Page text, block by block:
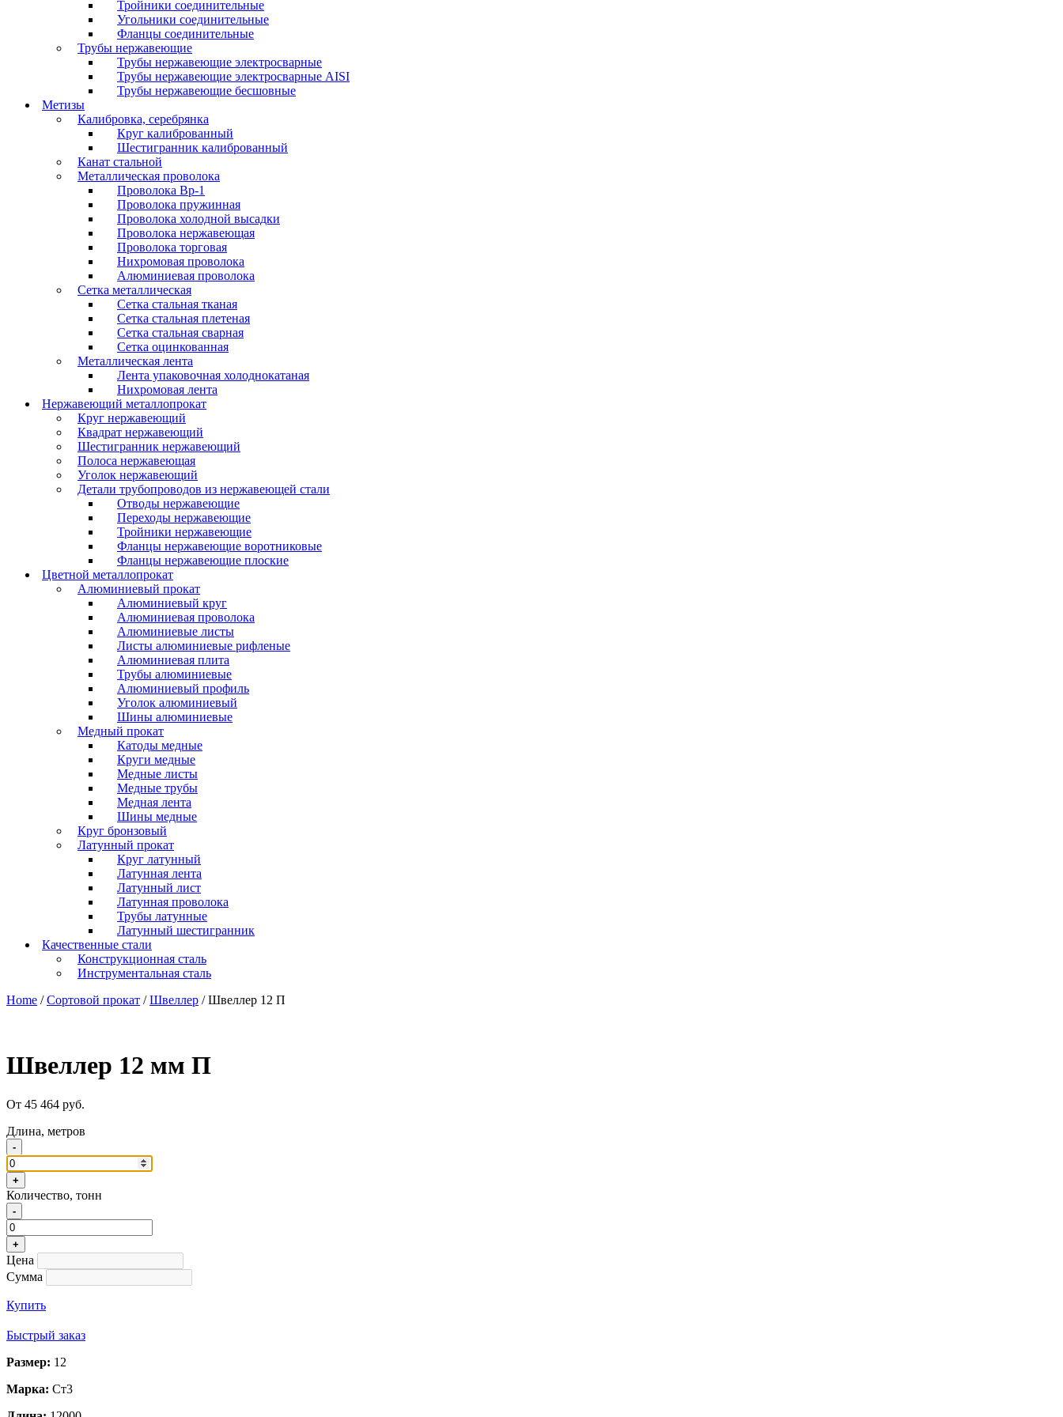
Тройники соединительные
Угольники соединительные
Фланцы соединительные
Трубы нержавеющие
Трубы нержавеющие электросварные
Трубы нержавеющие электросварные AISI
Трубы нержавеющие бесшовные
Метизы
Калибровка, серебрянка
Круг калиброванный
Шестигранник калиброванный
Канат стальной
Металлическая проволока
Проволока Вр-1
Проволока пружинная
Проволока холодной высадки
Проволока нержавеющая
Проволока торговая
Нихромовая проволока
Алюминиевая проволока
Сетка металлическая
Сетка стальная тканая
Сетка стальная плетеная
Сетка стальная сварная
Сетка оцинкованная
Металлическая лента
Лента упаковочная холоднокатаная
Нихромовая лента
Нержавеющий металлопрокат
Круг нержавеющий
Квадрат нержавеющий
Шестигранник нержавеющий
Полоса нержавеющая
Уголок нержавеющий
Детали трубопроводов из нержавеющей стали
Отводы нержавеющие
Переходы нержавеющие
Тройники нержавеющие
Фланцы нержавеющие воротниковые
Фланцы нержавеющие плоские
Цветной металлопрокат
Алюминиевый прокат
Алюминиевый круг
Алюминиевая проволока
Алюминиевые листы
Листы алюминиевые рифленые
Алюминиевая плита
Трубы алюминиевые
Алюминиевый профиль
Уголок алюминиевый
Шины алюминиевые
Медный прокат
Катоды медные
Круги медные
Медные листы
Медные трубы
Медная лента
Шины медные
Круг бронзовый
Латунный прокат
Круг латунный
Латунная лента
Латунный лист
Латунная проволока
Трубы латунные
Латунный шестигранник
Качественные стали
Конструкционная сталь
Инструментальная сталь
Home /Сортовой прокат /Швеллер / Швеллер 12 П
Швеллер 12 мм П
От 45 464 руб.
Длина, метров
-
+
Количество, тонн
-
+
Цена
Сумма
Купить
Быстрый заказ
Размер: 12
Марка: Ст3